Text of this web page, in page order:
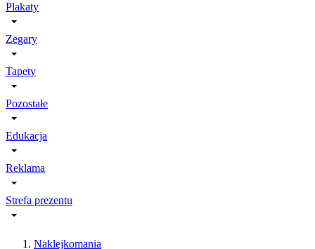
Plakaty
Zegary
Tapety
Pozostałe
Edukacja
Reklama
Strefa prezentu
Naklejkomania